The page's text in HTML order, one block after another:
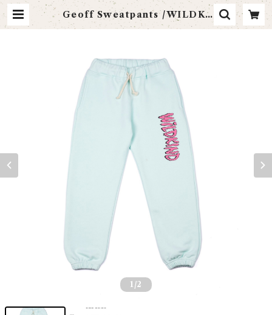
Geoff Sweatpants /WILDKI
ND | littlebonheur
1 /2